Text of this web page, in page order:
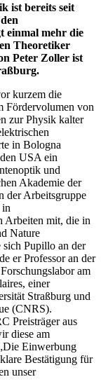
ist bereits seit
einmal mehr die
Theoretiker
Peter Zoller ist
kurzem die
Fördervolumen von
zur Physik kalter
in Bologna
USA ein
und
Akademie der
der Arbeitsgruppe
in
Arbeiten mit, die in
Nature
Pupillo an der
er Professor an der
am
einer
Straßburg und
(CNRS).
Preisträger aus
diese am
Einwerbung
Bestätigung für
unser